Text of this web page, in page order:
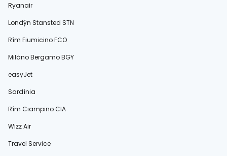
Ryanair
Londýn Stansted STN
Rím Fiumicino FCO
Miláno Bergamo BGY
easyJet
Sardínia
Rím Ciampino CIA
Wizz Air
Travel Service